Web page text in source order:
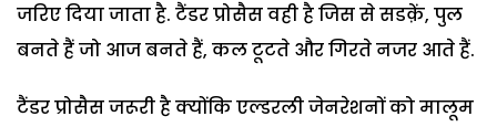
जरिए दिया जाता है. टैंडर प्रोसैस वही है जिस से सडक़ें, पुल
बनते हैं जो आज बनते हैं, कल टूटते और गिरते नजर आते हैं.
टैंडर प्रोसैस जरूरी है क्योंकि एल्डरली जेनरेशनों को मालूम